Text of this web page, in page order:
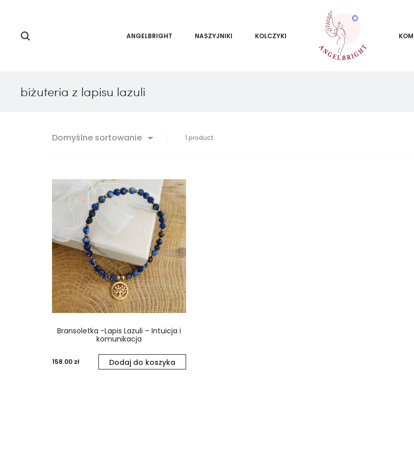
ANGELBRIGHT NASZYJNIKI KOLCZYKI
biżuteria z lapisu lazuli
Domyślne sortowanie 1 product
Bransoletka -Lapis Lazuli – Intuicja i
komunikacja
158.00 zł Dodaj do koszyka